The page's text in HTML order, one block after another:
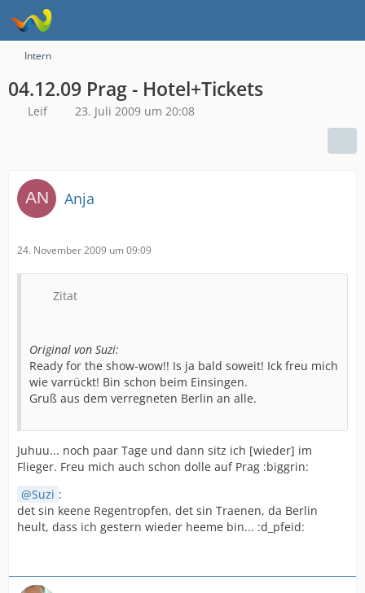
Intern
04.12.09 Prag - Hotel+Tickets
Leif 23. Juli 2009 um 20:08
Anja
24. November 2009 um 09:09
Zitat
Original von Suzi:
Ready for the show-wow!! Is ja bald soweit! Ick freu mich
wie varrückt! Bin schon beim Einsingen.
Gruß aus dem verregneten Berlin an alle.
Juhuu... noch paar Tage und dann sitz ich [wieder] im
Flieger. Freu mich auch schon dolle auf Prag :biggrin:
Suzi :
det sin keene Regentropfen, det sin Traenen, da Berlin
heult, dass ich gestern wieder heeme bin... :d_pfeid: